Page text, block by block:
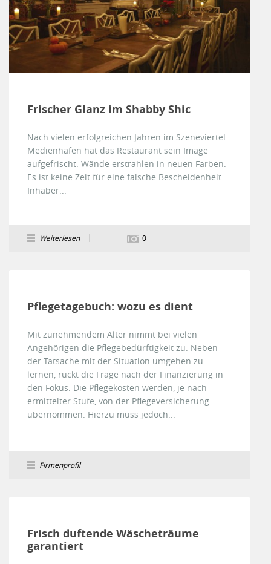
Frischer Glanz im Shabby Shic
Nach vielen erfolgreichen Jahren im Szeneviertel
Medienhafen hat das Restaurant sein Image
aufgefrischt: Wände erstrahlen in neuen Farben.
Es ist keine Zeit für eine falsche Bescheidenheit.
Inhaber...
Weiterlesen 0
Pflegetagebuch: wozu es dient
Mit zunehmendem Alter nimmt bei vielen
Angehörigen die Pflegebedürftigkeit zu. Neben
der Tatsache mit der Situation umgehen zu
lernen, rückt die Frage nach der Finanzierung in
den Fokus. Die Pflegekosten werden, je nach
ermittelter Stufe, von der Pflegeversicherung
übernommen. Hierzu muss jedoch...
Firmenprofil
Frisch duftende Wäscheträume
garantiert